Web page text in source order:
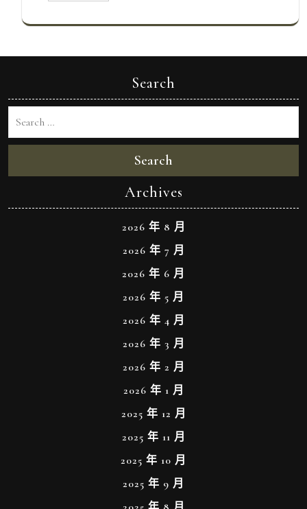
Search
Search
Archives
2026 年 8 月
2026 年 7 月
2026 年 6 月
2026 年 5 月
2026 年 4 月
2026 年 3 月
2026 年 2 月
2026 年 1 月
2025 年 12 月
2025 年 11 月
2025 年 10 月
2025 年 9 月